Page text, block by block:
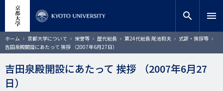
コ
ン
テ
ン
サイト内検索
検索
search menu
ホーム 京都大学について 栄誉等 歴代総長 第24代総長 尾池和夫
式辞・挨拶等
吉田泉殿開設にあたって 挨拶 （2007年6月27日）
吉田泉殿開設にあたって 挨拶 （2007年6月27
日）